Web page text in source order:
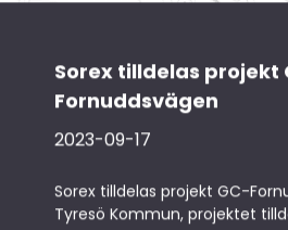
Sorex tilldelas projekt
Fornuddsvägen
2023-09-17
Sorex tilldelas projekt GC-
Tyresö Kommun, projektet